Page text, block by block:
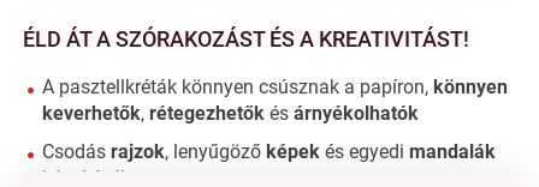
ÉLD ÁT A SZÓRAKOZÁST ÉS A KREATIVITÁST!
A pasztellkréták könnyen csúsznak a papíron, könnyen
keverhetők, rétegezhetők és árnyékolhatók
Csodás rajzok, lenyűgöző képek és egyedi mandalák
készítéséhez